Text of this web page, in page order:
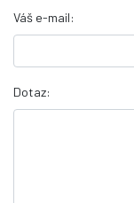
Váš e-mail:
Dotaz: